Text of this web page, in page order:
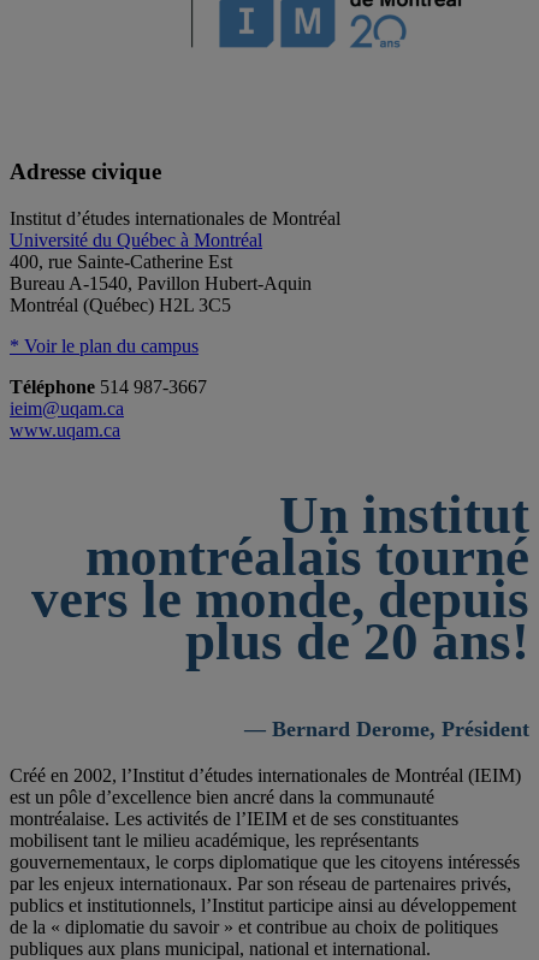
Adresse civique
Institut d’études internationales de Montréal
Université du Québec à Montréal
400, rue Sainte-Catherine Est
Bureau A-1540, Pavillon Hubert-Aquin
Montréal (Québec) H2L 3C5
* Voir le plan du campus
Téléphone 514 987-3667
ieim@uqam.ca
www.uqam.ca
Un institut
montréalais tourné
vers le monde, depuis
plus de 20 ans!
— Bernard Derome, Président
Créé en 2002, l’Institut d’études internationales de Montréal (IEIM)
est un pôle d’excellence bien ancré dans la communauté
montréalaise. Les activités de l’IEIM et de ses constituantes
mobilisent tant le milieu académique, les représentants
gouvernementaux, le corps diplomatique que les citoyens intéressés
par les enjeux internationaux. Par son réseau de partenaires privés,
publics et institutionnels, l’Institut participe ainsi au développement
de la « diplomatie du savoir » et contribue au choix de politiques
publiques aux plans municipal, national et international.